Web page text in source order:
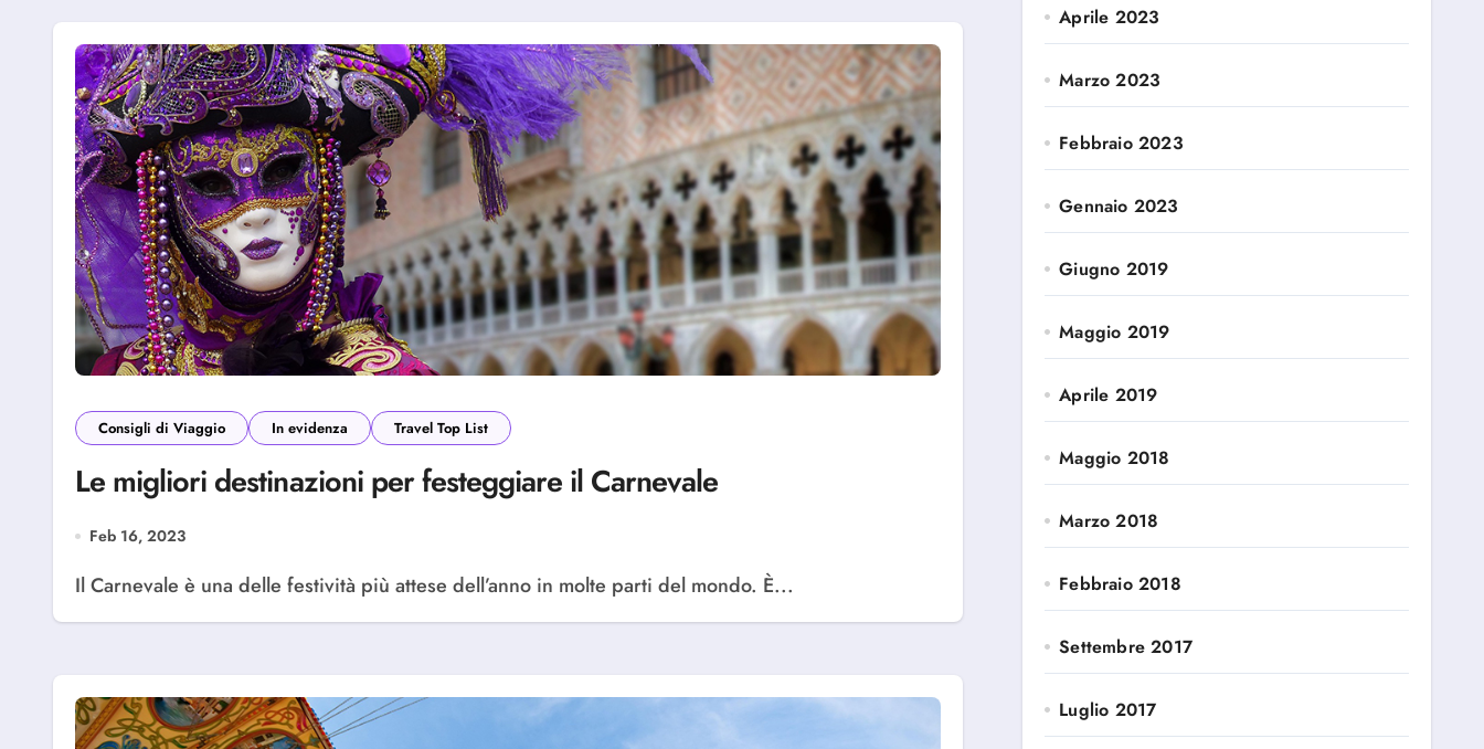
Consigli di Viaggio In evidenza Travel Top List
Le migliori destinazioni per festeggiare il Carnevale
Feb 16, 2023
Il Carnevale è una delle festività più attese dell’anno in molte parti del mondo. È...
Aprile 2023
Marzo 2023
Febbraio 2023
Gennaio 2023
Giugno 2019
Maggio 2019
Aprile 2019
Maggio 2018
Marzo 2018
Febbraio 2018
Settembre 2017
Luglio 2017